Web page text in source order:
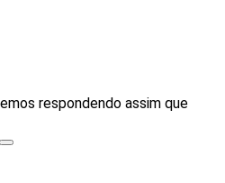
respondendo assim que